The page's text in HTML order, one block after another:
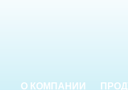
О КОМПАНИИ